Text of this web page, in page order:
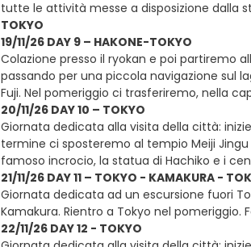
tutte le attività messe a disposizione dalla
TOKYO
19/11/26 DAY 9 – HAKONE-TOKYO
Colazione presso il ryokan e poi partiremo
passando per una piccola navigazione sul
Fuji. Nel pomeriggio ci trasferiremo, nella
20/11/26 DAY 10 – TOKYO
Giornata dedicata alla visita della città:
termine ci sposteremo al tempio Meiji
famoso incrocio, la statua di Hachiko e i
21/11/26 DAY 11 – TOKYO - KAMAKURA -
Giornata dedicata ad un escursione fuori
Kamakura. Rientro a Tokyo nel pomeriggio.
22/11/26 DAY 12 - TOKYO